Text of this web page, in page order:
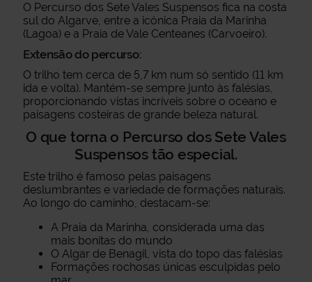
O Percurso dos Sete Vales Suspensos fica na costa
sul do Algarve, entre a icónica Praia da Marinha
(Lagoa) e a Praia de Vale Centeanes (Carvoeiro).
Extensão do percurso:
O trilho tem cerca de 5,7 km num só sentido (11 km
ida e volta). Mantém-se sempre junto às falésias,
proporcionando vistas incríveis sobre o oceano e
paisagens costeiras de grande beleza natural.
O que torna o Percurso dos Sete Vales
Suspensos tão especial.
Este trilho é famoso pelas paisagens
deslumbrantes e variedade de formações naturais.
Ao longo do caminho, destacam-se:
A Praia da Marinha, considerada uma das
mais bonitas do mundo
O Algar de Benagil, vista do topo das falésias
Formações rochosas únicas esculpidas pelo